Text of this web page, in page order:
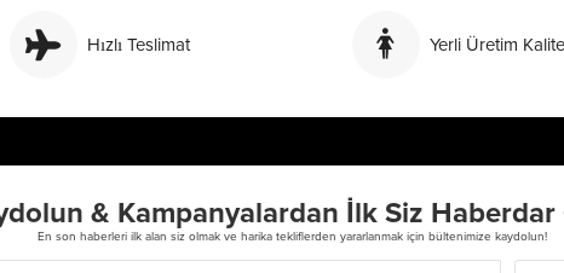
Hızlı Teslimat Yerli Üretim
& Kampanyalardan İlk Siz
En son haberleri ilk alan siz olmak ve harika tekliflerden yararlanmak için bültenimize kaydolun!